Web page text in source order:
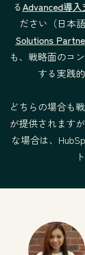
サービスの条件
るAdvanced導
ださい（日本
Solutions
も、戦略面のコ
する実践
どちらの場合も
が提供されます
な場合は、